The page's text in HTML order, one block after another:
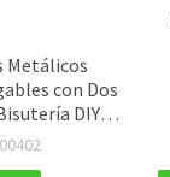
Metálicos
con Dos
DIY,
Bronce